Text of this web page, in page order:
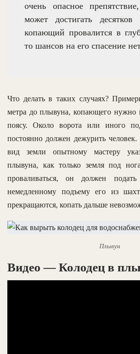
очень опасное
может достигать
копающий провалится в
то шансов на его спасение
Что делать в таких случаях?
метра до плывуна, копающего нужно
поясу. Около ворота или иного
постоянно должен дежурить
вид земли опытному мастеру
плывуна, как только земля под
проваливаться, он должен
немедленному подъему его из
прекращаются, копать дальше
Плывун
Видео — Колодец в